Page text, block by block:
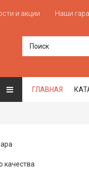
и акции Наши
ГЛАВНАЯ
качества